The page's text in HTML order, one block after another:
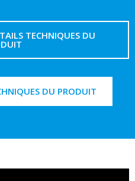
TECHNIQUES DU
DU PRODUIT